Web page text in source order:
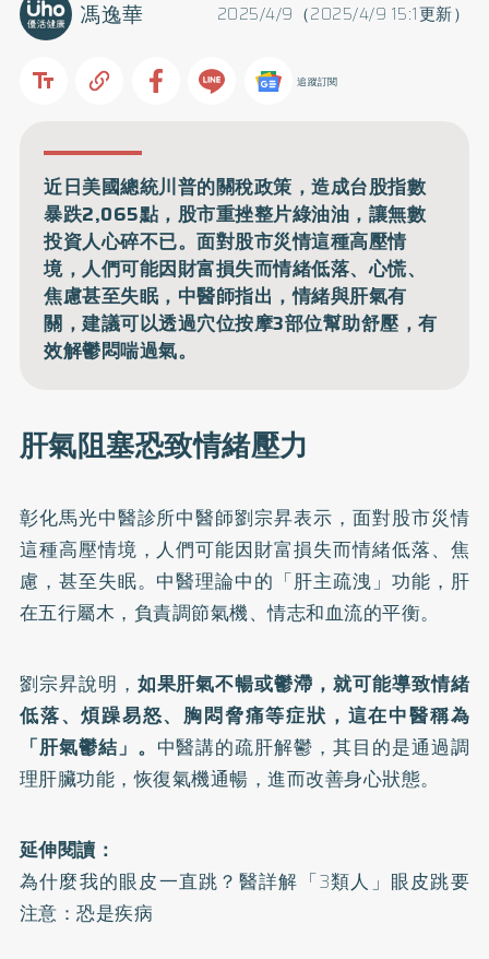
2025/4/9（2025/4/9 15:1更新）
馮逸華
追蹤訂閱
近日美國總統川普的關稅政策，造成台股指數
暴跌2,065點，股市重挫整片綠油油，讓無數
投資人心碎不已。面對股市災情這種高壓情
境，人們可能因財富損失而情緒低落、心慌、
焦慮甚至失眠，中醫師指出，情緒與肝氣有
關，建議可以透過穴位按摩3部位幫助舒壓，有
效解鬱悶喘過氣。
肝氣阻塞恐致情緒壓力
彰化馬光中醫診所中醫師劉宗昇表示，面對股市災情
這種高壓情境，人們可能因財富損失而情緒低落、焦
慮，甚至失眠。中醫理論中的「肝主疏洩」功能，肝
在五行屬木，負責調節氣機、情志和血流的平衡。
劉宗昇說明， 如果肝氣不暢或鬱滯，就可能導致情緒
低落、煩躁易怒、胸悶脅痛等症狀，這在中醫稱為
「肝氣鬱結」。 中醫講的疏肝解鬱，其目的是通過調
理肝臟功能，恢復氣機通暢，進而改善身心狀態。
延伸閱讀：
為什麼我的眼皮一直跳？醫詳解「3類人」眼皮跳要
注意：恐是疾病